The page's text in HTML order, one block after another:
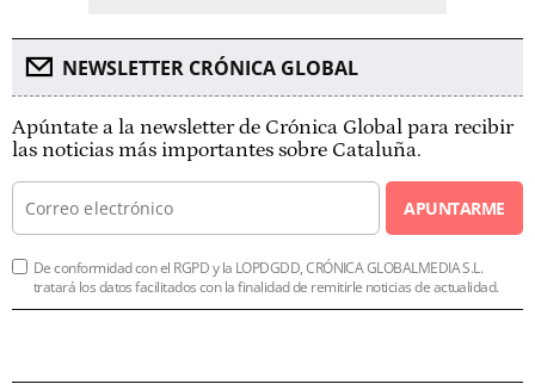
NEWSLETTER CRÓNICA GLOBAL
Apúntate a la newsletter de Crónica Global para recibir
las noticias más importantes sobre Cataluña.
APUNTARME
De conformidad con el RGPD y la LOPDGDD, CRÓNICA GLOBALMEDIA S.L.
tratará los datos facilitados con la finalidad de remitirle noticias de actualidad.